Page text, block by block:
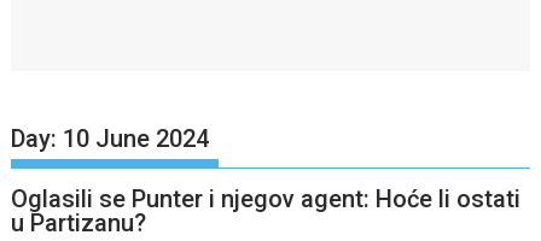
Day: 10 June 2024
Oglasili se Punter i njegov agent: Hoće li ostati
u Partizanu?